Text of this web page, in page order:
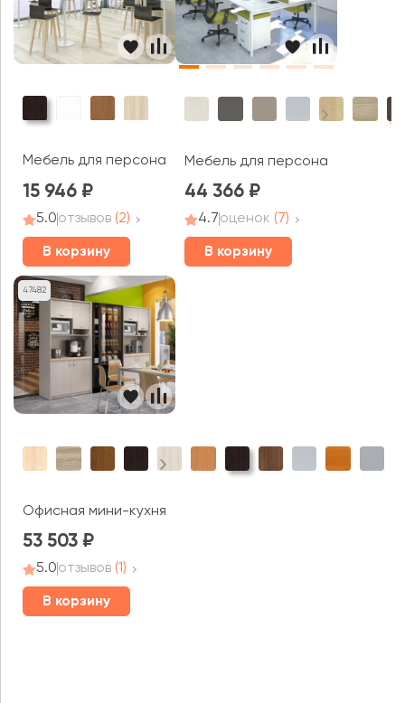
Мебель для персонала Мольти / Molti
15 946
5.0отзывов (2)
В корзину
Мебель для персонала A4
44 366
4.7оценок (7)
В корзину
47482
Офисная мини-кухня Эдем
53 503
5.0отзывов (1)
В корзину